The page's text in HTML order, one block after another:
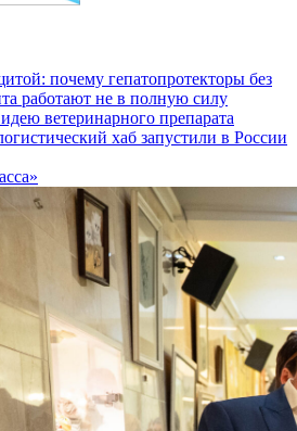
почему гепатопротекторы без
работают не в полную силу
ветеринарного препарата
хаб запустили в России